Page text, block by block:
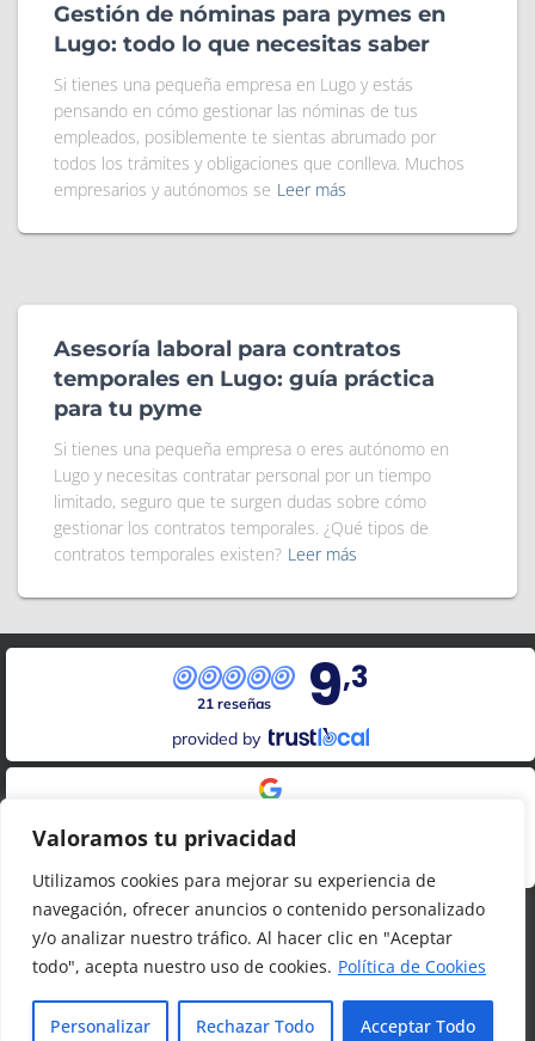
Valoramos tu privacidad
Utilizamos cookies para mejorar su experiencia de
navegación, ofrecer anuncios o contenido personalizado
y/o analizar nuestro tráfico. Al hacer clic en "Aceptar
todo", acepta nuestro uso de cookies. Política de Cookies
Personalizar Rechazar Todo Acceptar Todo
Gestión de nóminas para pymes en
Lugo: todo lo que necesitas saber
Si tienes una pequeña empresa en Lugo y estás
pensando en cómo gestionar las nóminas de tus
empleados, posiblemente te sientas abrumado por
todos los trámites y obligaciones que conlleva. Muchos
empresarios y autónomos se Leer más
Asesoría laboral para contratos
temporales en Lugo: guía práctica
para tu pyme
Si tienes una pequeña empresa o eres autónomo en
Lugo y necesitas contratar personal por un tiempo
limitado, seguro que te surgen dudas sobre cómo
gestionar los contratos temporales. ¿Qué tipos de
contratos temporales existen? Leer más
21 reseñas 9,3
provided by
4.8
20 reseñas
LOPDGDD Y PRIVACIDAD DATOS LEGALES
Hestia | Desarrollado por ThemeIsle